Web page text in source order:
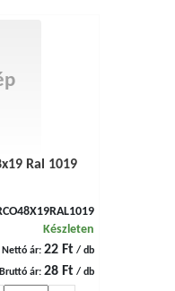
Ral 1019
Készleten
Nettó ár: 22 Ft / db
Bruttó ár: 28 Ft / db